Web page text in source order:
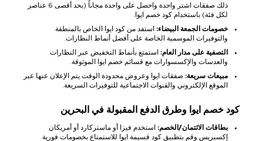
ذلك صفقات اشتر واحدة واحصل على واحدة مجاناً (بحد أقصى 6 عناصر
لكل فئة) باستخدام كود خصم ايوا.
خصومات الجمعة البيضاء: استفد من كود ايوا الخاص بالمنطقة
والتوفيرات الموسمية الخاصة على أفضل أنماط النظارات.
التصفية على مدار العام: استمتع بأنماط التخفيض عبر النظارات
والعدسات والإكسسوارات مع قسائم خصم ايوا الموثوقة.
مبيعات سريعة: صفقات ايوا وعروض محدودة الوقت يتم الإعلان عنها عبر
الموقع الإلكتروني والقنوات الاجتماعية للتوفيرات السريعة.
كود خصم ايوا وطرق الدفع المقبولة في البحرين
بطاقات الائتمان/الخصم: استخدم فيزا أو ماستركارد أو أمريكان
إكسبريس وقم بتطبيق كود قسيمة ايوا للاستمتاع بخصومات فورية